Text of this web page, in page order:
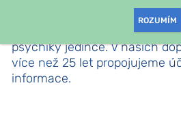
ROZUMÍM
Detoxikace přípravky Joalis je
organismu, která se
psychiky jedince. V našich
více než 25 let propojujeme
informace.